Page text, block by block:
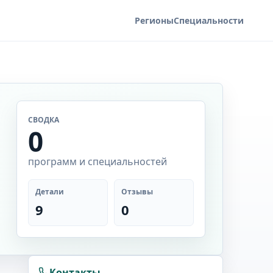
РегионыСпециальности
СВОДКА
0
программ и специальностей
Детали
9
Отзывы
0